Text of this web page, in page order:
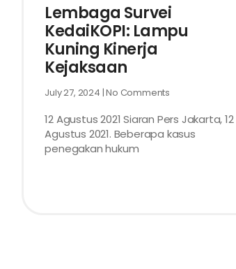
Lembaga Survei
KedaiKOPI: Lampu
Kuning Kinerja
Kejaksaan
July 27, 2024 No Comments
12 Agustus 2021 Siaran Pers Jakarta, 12
Agustus 2021. Beberapa kasus
penegakan hukum